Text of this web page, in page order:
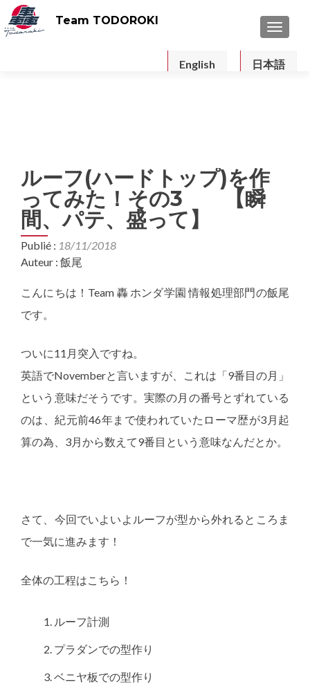
Team TODOROKI
日本語
English
ルーフ(ハードトップ)を作
ってみた！その3 【瞬
間、パテ、盛って】
Publié : 18/11/2018
Auteur : 飯尾
こんにちは！Team 轟 ホンダ学園 情報処理部門の飯尾
です。
ついに11月突入ですね。
英語でNovemberと言いますが、これは「9番目の月」
という意味だそうです。実際の月の番号とずれている
のは、紀元前46年まで使われていたローマ歴が3月起
算の為、3月から数えて9番目という意味なんだとか。
さて、今回でいよいよルーフが型から外れるところま
で一気に進みます！
全体の工程はこちら！
ルーフ計測
プラダンでの型作り
ベニヤ板での型作り